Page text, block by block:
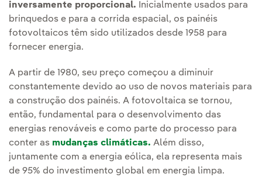
inversamente proporcional. Inicialmente usados para
brinquedos e para a corrida espacial, os painéis
fotovoltaicos têm sido utilizados desde 1958 para
fornecer energia.
A partir de 1980, seu preço começou a diminuir
constantemente devido ao uso de novos materiais para
a construção dos painéis. A fotovoltaica se tornou,
então, fundamental para o desenvolvimento das
energias renováveis e como parte do processo para
conter as mudanças climáticas. Além disso,
juntamente com a energia eólica, ela representa mais
de 95% do investimento global em energia limpa.